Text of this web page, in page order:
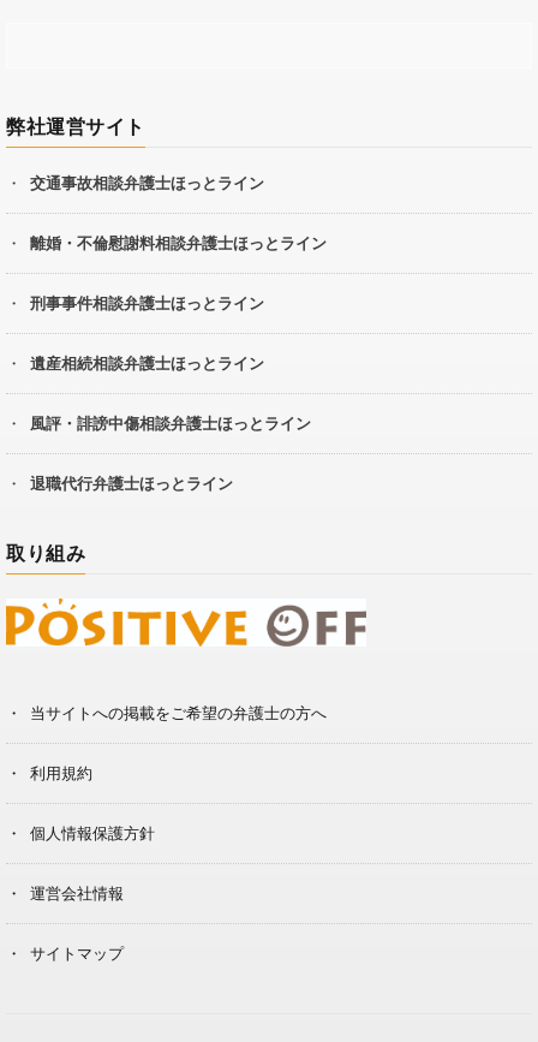
弊社運営サイト
交通事故相談弁護士ほっとライン
離婚・不倫慰謝料相談弁護士ほっとライン
刑事事件相談弁護士ほっとライン
遺産相続相談弁護士ほっとライン
風評・誹謗中傷相談弁護士ほっとライン
退職代行弁護士ほっとライン
取り組み
当サイトへの掲載をご希望の弁護士の方へ
利用規約
個人情報保護方針
運営会社情報
サイトマップ